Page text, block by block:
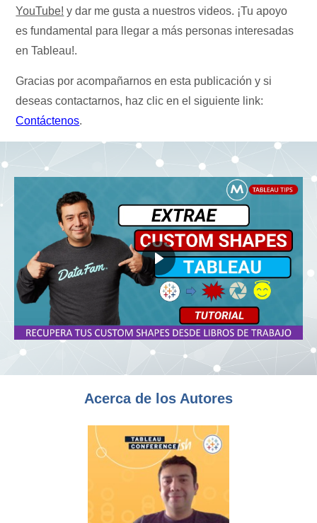
YouTube! y dar me gusta a nuestros videos. ¡Tu apoyo
es fundamental para llegar a más personas interesadas
en Tableau!.
Gracias por acompañarnos en esta publicación y si
deseas contactarnos, haz clic en el siguiente link:
Contáctenos.
Acerca de los Autores